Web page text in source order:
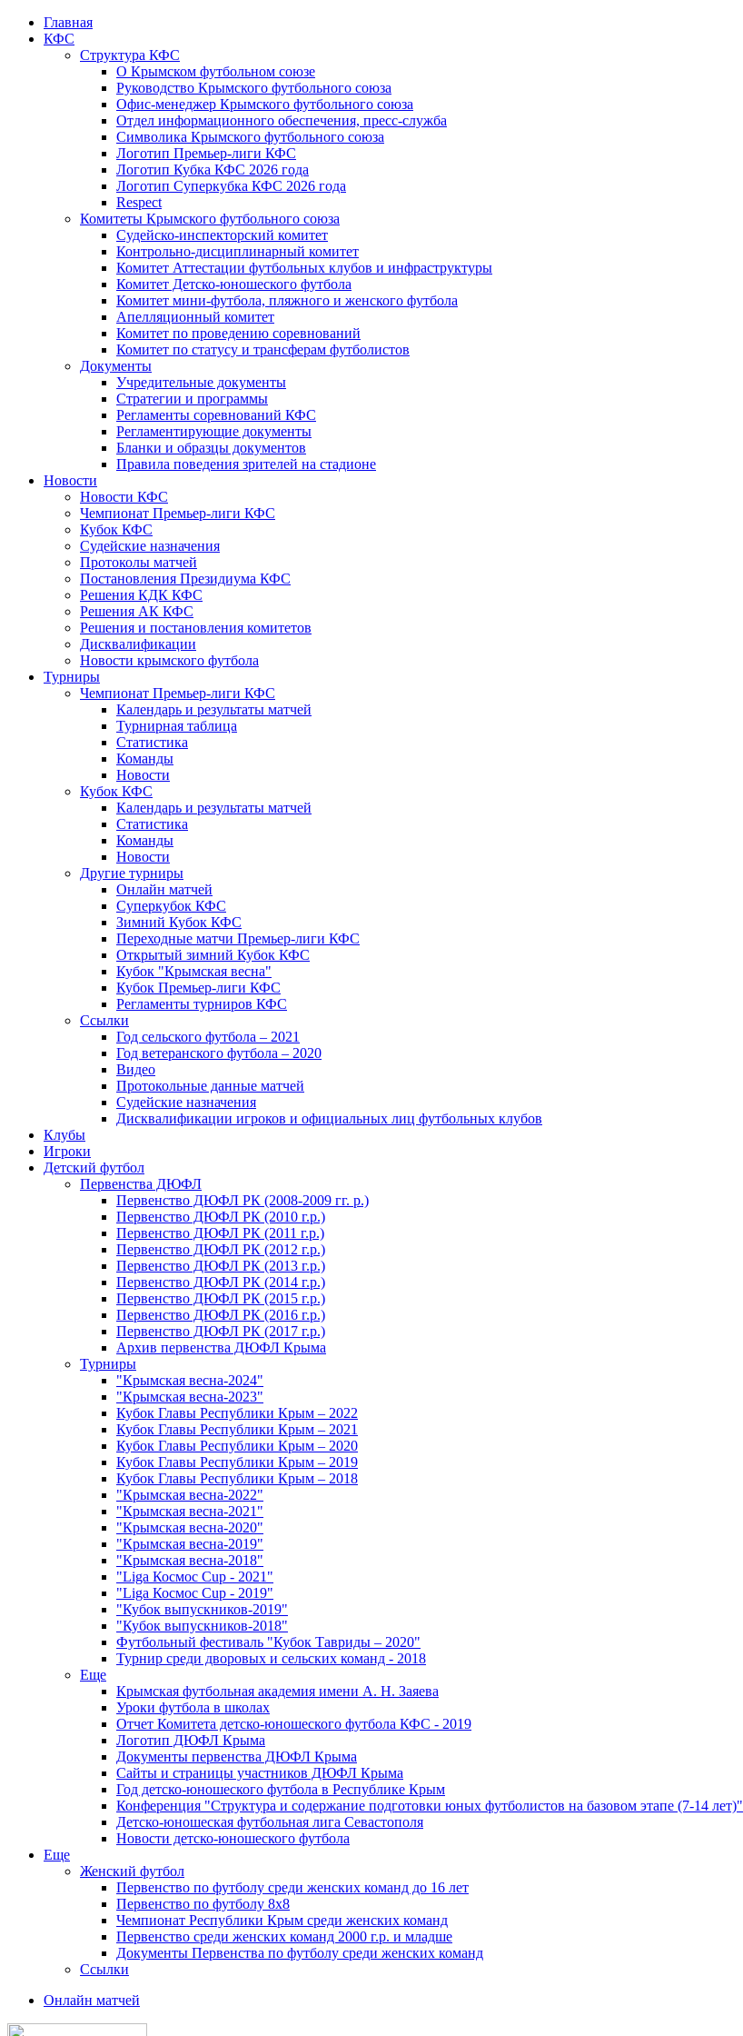
Главная
КФС
Структура КФС
О Крымском футбольном союзе
Руководство Крымского футбольного союза
Офис-менеджер Крымского футбольного союза
Отдел информационного обеспечения, пресс-служба
Символика Крымского футбольного союза
Логотип Премьер-лиги КФС
Логотип Кубка КФС 2026 года
Логотип Суперкубка КФС 2026 года
Respect
Комитеты Крымского футбольного союза
Судейско-инспекторский комитет
Контрольно-дисциплинарный комитет
Комитет Аттестации футбольных клубов и инфраструктуры
Комитет Детско-юношеского футбола
Комитет мини-футбола, пляжного и женского футбола
Апелляционный комитет
Комитет по проведению соревнований
Комитет по статусу и трансферам футболистов
Документы
Учредительные документы
Стратегии и программы
Регламенты соревнований КФС
Регламентирующие документы
Бланки и образцы документов
Правила поведения зрителей на стадионе
Новости
Новости КФС
Чемпионат Премьер-лиги КФС
Кубок КФС
Судейские назначения
Протоколы матчей
Постановления Президиума КФС
Решения КДК КФС
Решения АК КФС
Решения и постановления комитетов
Дисквалификации
Новости крымского футбола
Турниры
Чемпионат Премьер-лиги КФС
Календарь и результаты матчей
Турнирная таблица
Статистика
Команды
Новости
Кубок КФС
Календарь и результаты матчей
Статистика
Команды
Новости
Другие турниры
Онлайн матчей
Суперкубок КФС
Зимний Кубок КФС
Переходные матчи Премьер-лиги КФС
Открытый зимний Кубок КФС
Кубок "Крымская весна"
Кубок Премьер-лиги КФС
Регламенты турниров КФС
Ссылки
Год сельского футбола – 2021
Год ветеранского футбола – 2020
Видео
Протокольные данные матчей
Судейские назначения
Дисквалификации игроков и официальных лиц футбольных клубов
Клубы
Игроки
Детский футбол
Первенства ДЮФЛ
Первенство ДЮФЛ РК (2008-2009 гг. р.)
Первенство ДЮФЛ РК (2010 г.р.)
Первенство ДЮФЛ РК (2011 г.р.)
Первенство ДЮФЛ РК (2012 г.р.)
Первенство ДЮФЛ РК (2013 г.р.)
Первенство ДЮФЛ РК (2014 г.р.)
Первенство ДЮФЛ РК (2015 г.р.)
Первенство ДЮФЛ РК (2016 г.р.)
Первенство ДЮФЛ РК (2017 г.р.)
Архив первенства ДЮФЛ Крыма
Турниры
"Крымская весна-2024"
"Крымская весна-2023"
Кубок Главы Республики Крым – 2022
Кубок Главы Республики Крым – 2021
Кубок Главы Республики Крым – 2020
Кубок Главы Республики Крым – 2019
Кубок Главы Республики Крым – 2018
"Крымская весна-2022"
"Крымская весна-2021"
"Крымская весна-2020"
"Крымская весна-2019"
"Крымская весна-2018"
"Liga Космос Cup - 2021"
"Liga Космос Cup - 2019"
"Кубок выпускников-2019"
"Кубок выпускников-2018"
Футбольный фестиваль "Кубок Тавриды – 2020"
Турнир среди дворовых и сельских команд - 2018
Еще
Крымская футбольная академия имени А. Н. Заяева
Уроки футбола в школах
Отчет Комитета детско-юношеского футбола КФС - 2019
Логотип ДЮФЛ Крыма
Документы первенства ДЮФЛ Крыма
Сайты и страницы участников ДЮФЛ Крыма
Год детско-юношеского футбола в Республике Крым
Конференция "Структура и содержание подготовки юных футболистов на базовом этапе (7-14 лет)"
Детско-юношеская футбольная лига Севастополя
Новости детско-юношеского футбола
Еще
Женский футбол
Первенство по футболу среди женских команд до 16 лет
Первенство по футболу 8х8
Чемпионат Республики Крым среди женских команд
Первенство среди женских команд 2000 г.р. и младше
Документы Первенства по футболу среди женских команд
Ссылки
Онлайн матчей